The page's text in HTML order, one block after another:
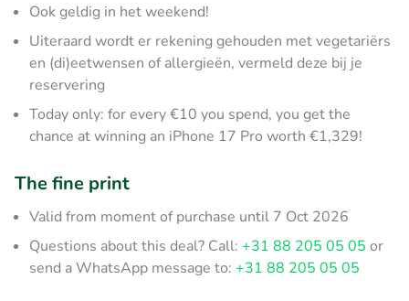
Ook geldig in het weekend!
Uiteraard wordt er rekening gehouden met vegetariërs
en (di)eetwensen of allergieën, vermeld deze bij je
reservering
Today only: for every €10 you spend, you get the
chance at winning an iPhone 17 Pro worth €1,329!
The fine print
Valid from moment of purchase until 7 Oct 2026
Questions about this deal? Call: +31 88 205 05 05 or
send a WhatsApp message to: +31 88 205 05 05